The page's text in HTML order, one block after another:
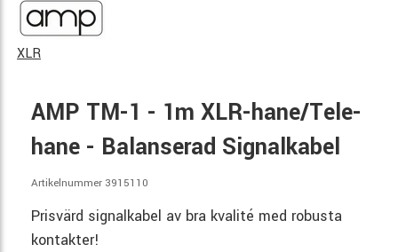
XLR
AMP TM-1 - 1m XLR-hane/Tele-
hane - Balanserad Signalkabel
Artikelnummer 3915110
Prisvärd signalkabel av bra kvalité med robusta
kontakter!